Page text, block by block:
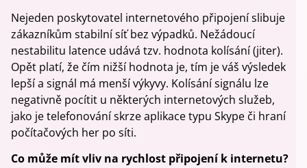
Nejeden poskytovatel internetového připojení slibuje
zákazníkům stabilní síť bez výpadků. Nežádoucí
nestabilitu latence udává tzv. hodnota kolísání (jiter).
Opět platí, že čím nižší hodnota je, tím je váš výsledek
lepší a signál má menší výkyvy. Kolísání signálu lze
negativně pocítit u některých internetových služeb,
jako je telefonování skrze aplikace typu Skype či hraní
počítačových her po síti.
Co může mít vliv na rychlost připojení k internetu?